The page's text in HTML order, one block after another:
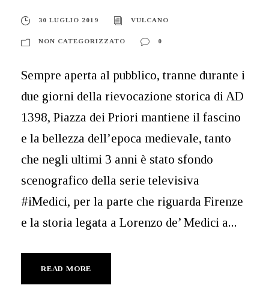
30 LUGLIO 2019 VULCANO
NON CATEGORIZZATO 0
Sempre aperta al pubblico, tranne durante i
due giorni della rievocazione storica di AD
1398, Piazza dei Priori mantiene il fascino
e la bellezza dell’epoca medievale, tanto
che negli ultimi 3 anni è stato sfondo
scenografico della serie televisiva
#iMedici, per la parte che riguarda Firenze
e la storia legata a Lorenzo de’ Medici a...
READ MORE